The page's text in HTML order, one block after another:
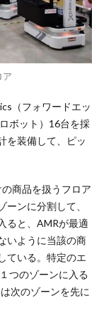
ア
（フォワードエッ
ボット）16台を採
を装備して、ピッ
商品を扱うフロア
ンに分割して、
ると、AMRが最適
いように当該の商
ている。特定のエ
つのゾーンに入る
次のゾーンを先に